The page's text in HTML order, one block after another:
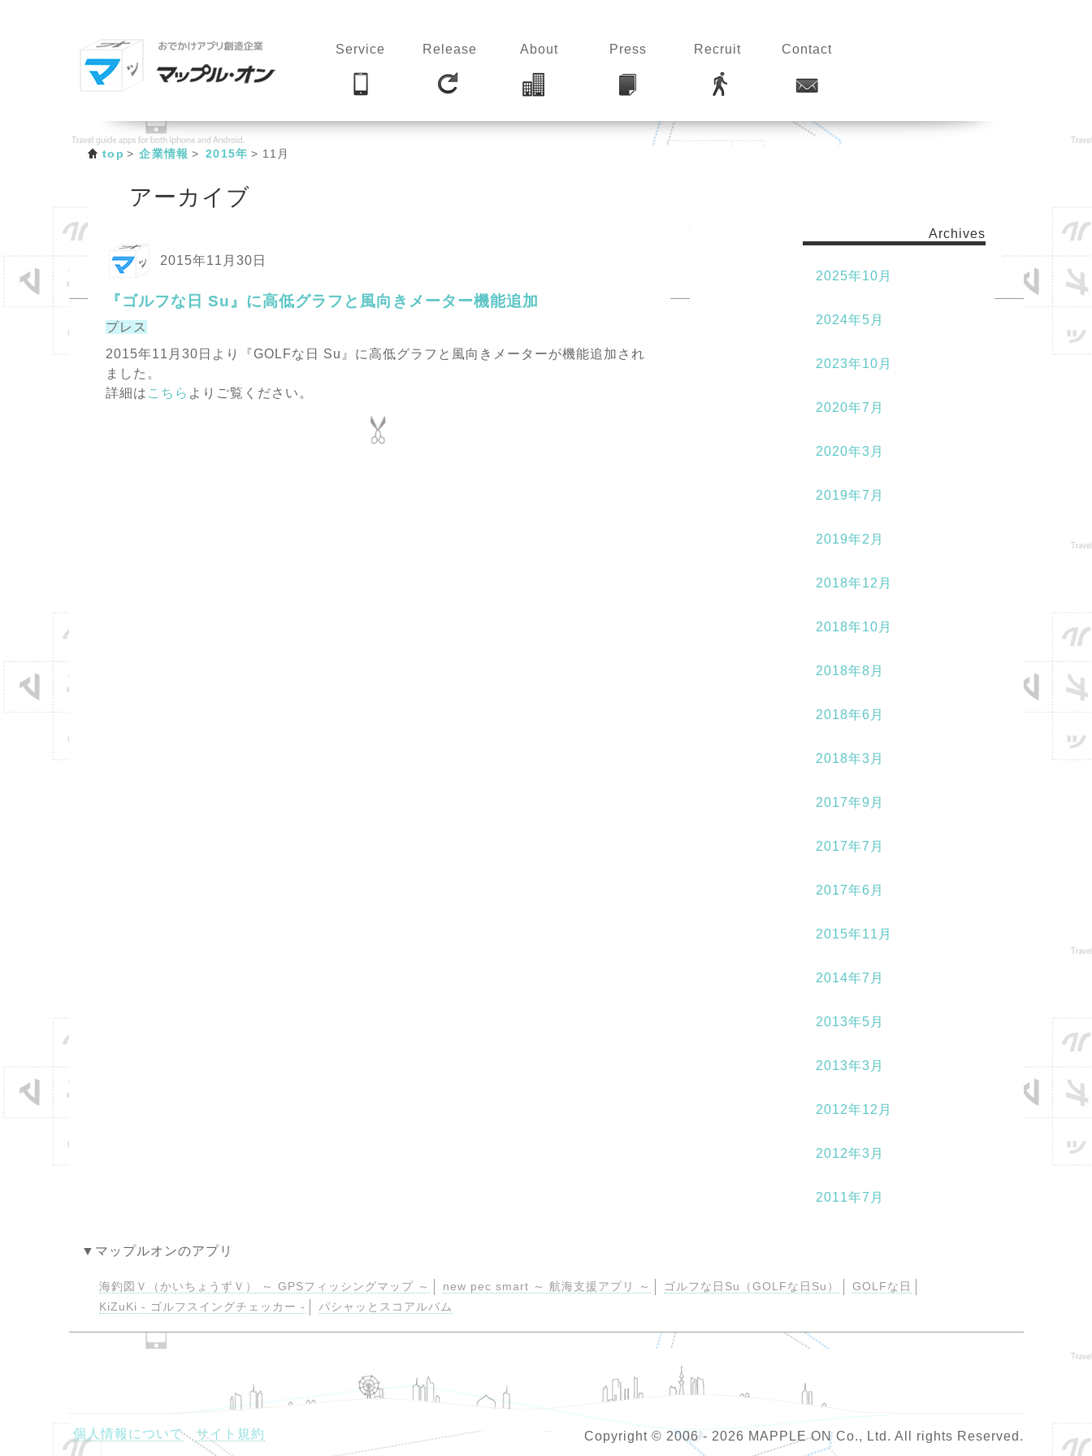
Service Release About Press Recruit Contact
top 企業情報 2015年 11月
アーカイブ
2015年11月30日
『ゴルフな日 Su』に高低グラフと風向きメーター機能追加
プレス
2015年11月30日より『GOLFな日 Su』に高低グラフと風向きメーターが機能追加され
ました。
詳細は こちら よりご覧ください。
Archives
2025年10月
2024年5月
2023年10月
2020年7月
2020年3月
2019年7月
2019年2月
2018年12月
2018年10月
2018年8月
2018年6月
2018年3月
2017年9月
2017年7月
2017年6月
2015年11月
2014年7月
2013年5月
2013年3月
2012年12月
2012年3月
2011年7月
▼マップルオンのアプリ
海釣図Ｖ（かいちょうずＶ） ～ GPSフィッシングマップ ～ new pec smart ～ 航海支援アプリ ～ ゴルフな日Su（GOLFな日Su）
GOLFな日
KiZuKi - ゴルフスイングチェッカー -
パシャッとスコアルバム
個人情報について サイト規約 Copyright © 2006 - 2026 MAPPLE ON Co., Ltd. All rights Reserved.